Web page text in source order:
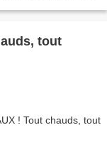
tout